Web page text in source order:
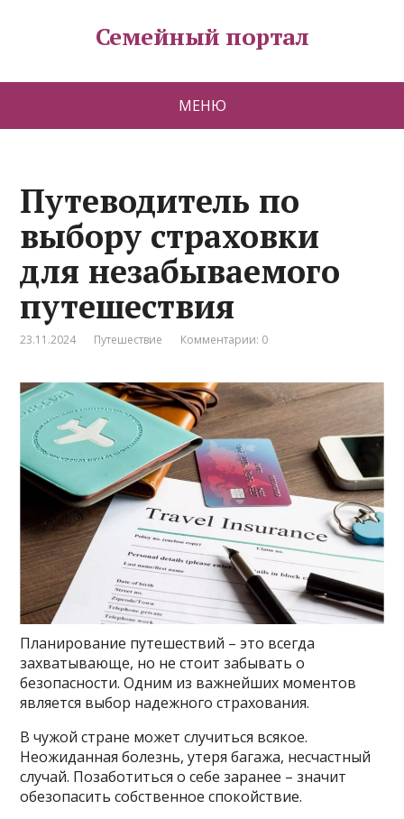
Семейный портал
МЕНЮ
Путеводитель по
выбору страховки
для незабываемого
путешествия
23.11.2024 Путешествие Комментарии: 0
Планирование путешествий – это всегда
захватывающе, но не стоит забывать о
безопасности. Одним из важнейших моментов
является выбор надежного страхования.
В чужой стране может случиться всякое.
Неожиданная болезнь, утеря багажа, несчастный
случай. Позаботиться о себе заранее – значит
обезопасить собственное спокойствие.